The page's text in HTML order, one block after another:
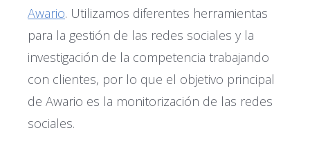
Awario. Utilizamos diferentes herramientas
para la gestión de las redes sociales y la
investigación de la competencia trabajando
con clientes, por lo que el objetivo principal
de Awario es la monitorización de las redes
sociales.